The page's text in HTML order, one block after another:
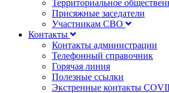
Территориальное
Присяжные заседатели
Участникам СВО
Контакты
Контакты администрации
Телефонный справочник
Горячая линия
Полезные ссылки
Экстренные контакты